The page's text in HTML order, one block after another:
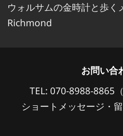
ウォルサムの金時計と歩く
Richmond
お問い合
TEL: 070-8988-8865
ショートメッセージ・